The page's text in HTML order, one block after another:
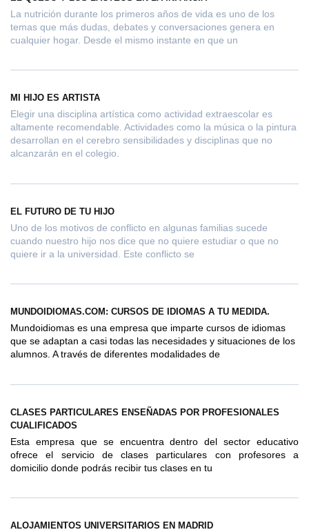
La nutrición durante los primeros años de vida es uno de los
temas que más dudas, debates y conversaciones genera en
cualquier hogar. Desde el mismo instante en que un
MI HIJO ES ARTISTA
Elegir una disciplina artística como actividad extraescolar es
altamente recomendable. Actividades como la música o la pintura
desarrollan en el cerebro sensibilidades y disciplinas que no
alcanzarán en el colegio.
EL FUTURO DE TU HIJO
Uno de los motivos de conflicto en algunas familias sucede
cuando nuestro hijo nos dice que no quiere estudiar o que no
quiere ir a la universidad. Este conflicto se
MUNDOIDIOMAS.COM: CURSOS DE IDIOMAS A TU MEDIDA.
Mundoidiomas es una empresa que imparte cursos de idiomas
que se adaptan a casi todas las necesidades y situaciones de los
alumnos. A través de diferentes modalidades de
CLASES PARTICULARES ENSEÑADAS POR PROFESIONALES
CUALIFICADOS
Esta empresa que se encuentra dentro del sector educativo
ofrece el servicio de clases particulares con profesores a
domicilio donde podrás recibir tus clases en tu
ALOJAMIENTOS UNIVERSITARIOS EN MADRID